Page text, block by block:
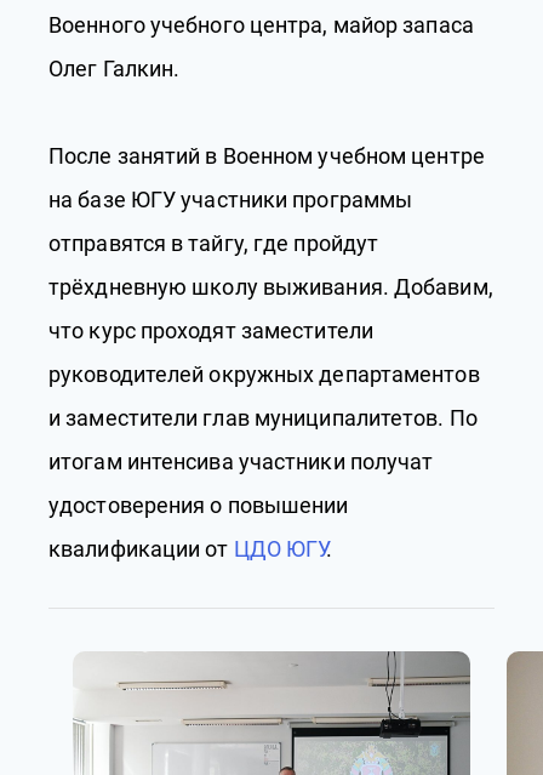
Военного учебного центра, майор запаса
Олег Галкин.
После занятий в Военном учебном центре
на базе ЮГУ участники программы
отправятся в тайгу, где пройдут
трёхдневную школу выживания. Добавим,
что курс проходят заместители
руководителей окружных департаментов
и заместители глав муниципалитетов. По
итогам интенсива участники получат
удостоверения о повышении
квалификации от ЦДО ЮГУ.